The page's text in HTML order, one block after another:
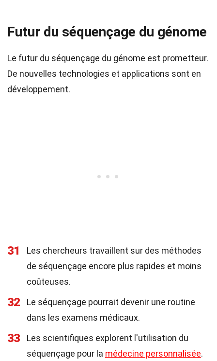
Futur du séquençage du génome
Le futur du séquençage du génome est prometteur.
De nouvelles technologies et applications sont en
développement.
31
Les chercheurs travaillent sur des méthodes
de séquençage encore plus rapides et moins
coûteuses.
32
Le séquençage pourrait devenir une routine
dans les examens médicaux.
33
Les scientifiques explorent l'utilisation du
séquençage pour la médecine personnalisée.